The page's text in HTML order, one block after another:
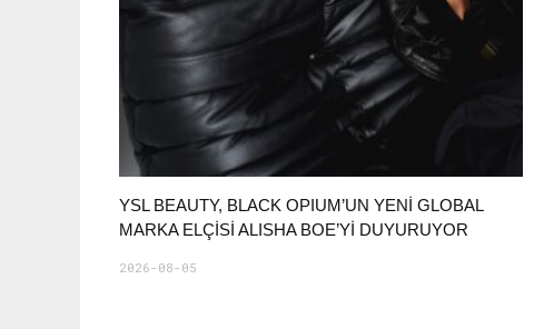
YSL BEAUTY, BLACK OPIUM’UN YENİ GLOBAL
MARKA ELÇİSİ ALISHA BOE’Yİ DUYURUYOR
2026-08-05